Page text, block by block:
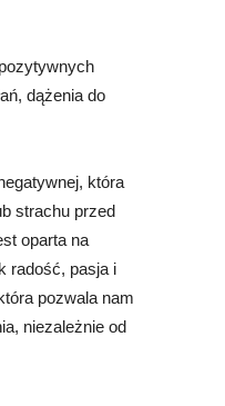
dążenia do
która
strachu przed
oparta na
radość, pasja i
pozwala nam
niezależnie od